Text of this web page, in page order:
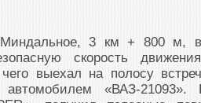
3 км + 800 м,
скорость
выехал на полосу
автомобилем «ВАЗ-